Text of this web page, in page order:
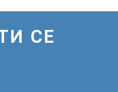
бранители
СЕ